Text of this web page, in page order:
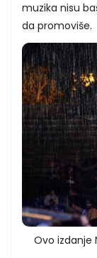
muzika nisu
da promoviše.
Ovo izdanje